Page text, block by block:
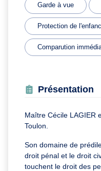
Garde à vue
Protection de
Comparution
Présentation
Maître Cécile LAGIER
Toulon.
Son domaine de
droit pénal et le droit
touchent le droit des